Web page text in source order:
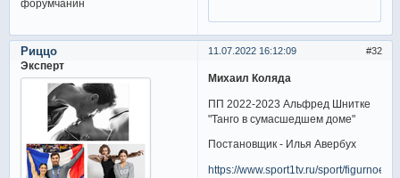
32
11.07.2022 16:12:09
Риццо
Эксперт
Михаил Коляда
ПП 2022-2023 Альфред Шнитке
"Танго в сумасшедшем доме"
Постановщик - Илья Авербух
https://www.sport1tv.ru/sport/figurnoe-